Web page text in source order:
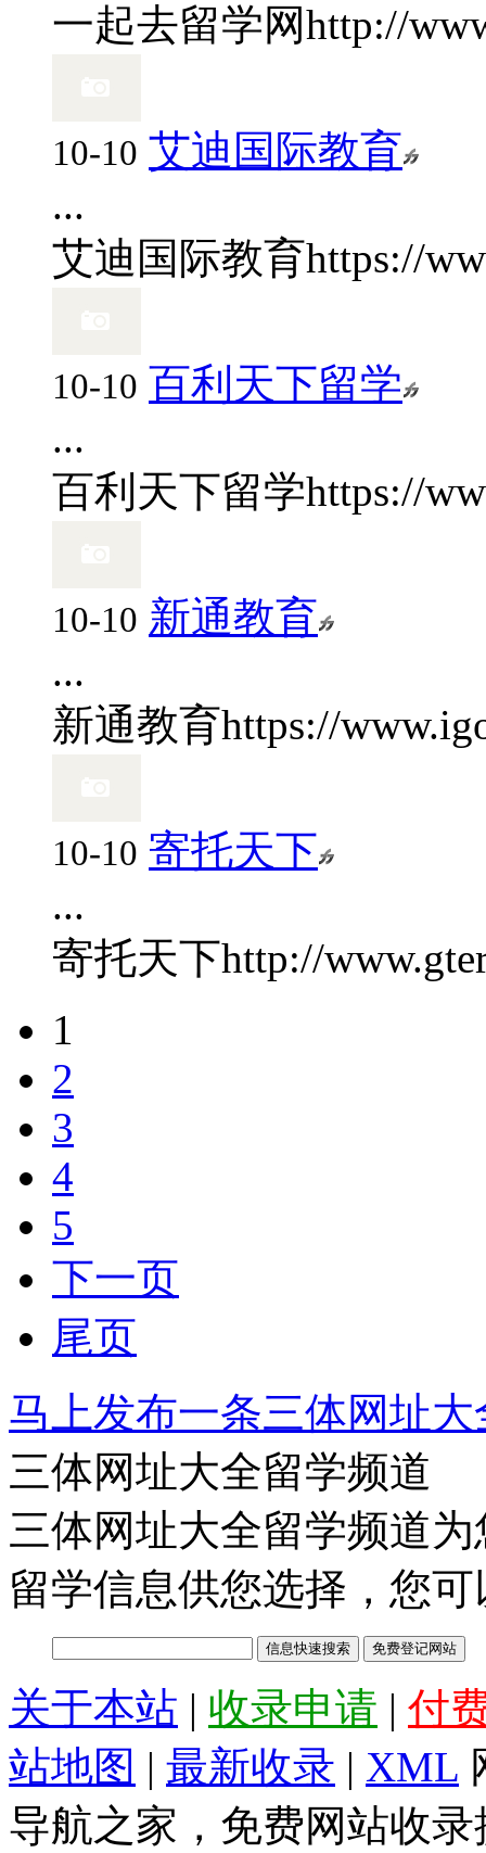
一起去留学网http://
10-10 艾迪国际教育
...
艾迪国际教育https://
10-10 百利天下留学
...
百利天下留学https://
10-10 新通教育
...
新通教育https://
10-10 寄托天下
...
寄托天下http://
1
2
3
4
5
下一页
尾页
马上发布一条三体网址
三体网址大全留学频道
三体网址大全留学频道
留学信息供您选择，您
关于本站 | 收录申请 | 付
站地图 | 最新收录 | XML
导航之家，免费网站收